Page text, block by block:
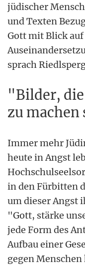
jüdischer
und Texten
Gott mit Blick
sprach
"Bilder,
zu
Immer mehr
heute in Angst
in den Fürbitten
um dieser Angst
"Gott, stärke
jede Form des
Aufbau einer
gegen